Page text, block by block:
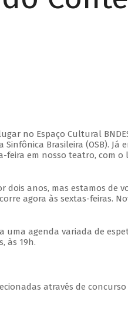
no Espaço Cultural
Brasileira (OSB). Já
em nosso teatro, com
anos, mas estamos de
agora às sextas-feiras.
agenda variada de
às 19h.
através de